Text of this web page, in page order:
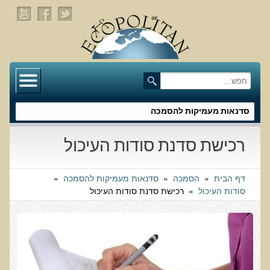
דף הבית
זהות התבגרו… הפוך?
איתנה ואריכות-ימים
רפואה פונקציונאלית
מצבים קליניים ספציפיים
מהי רפואה פונקציונאלית טבעית?
סדנאות מעמיקות להסמכה
רכישת סדנת סודות העיכול
דף הבית » הסמכה » סדנאות מעמיקות להסמכה »
סודות העיכול » רכישת סדנת סודות העיכול